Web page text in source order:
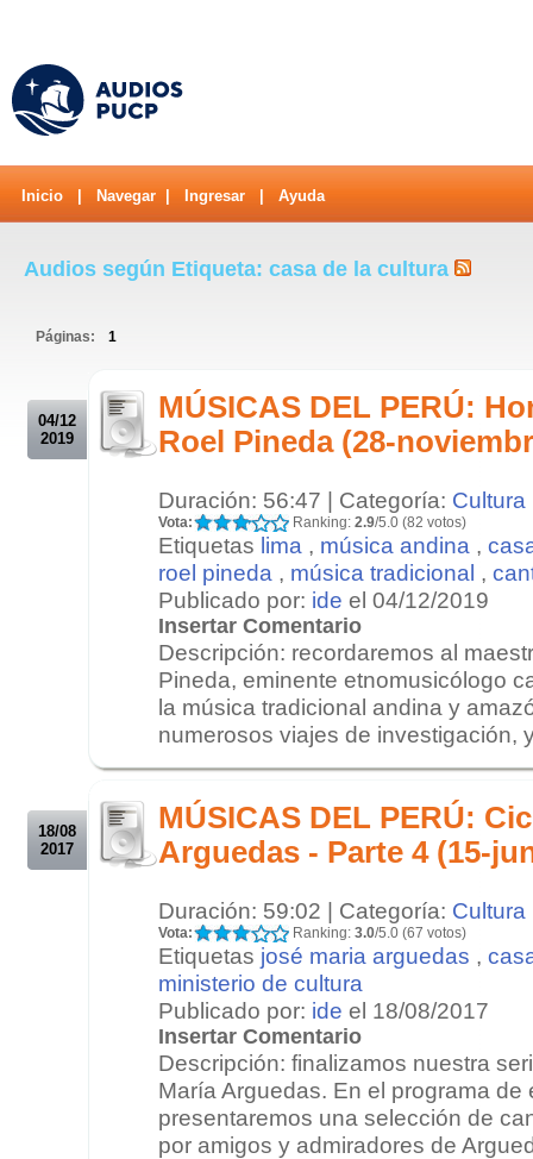
Inicio Navegar Ingresar Ayuda
Audios según Etiqueta: casa de la cultura
Páginas: 1
04/12
2019
MÚSICAS DEL PERÚ:
Roel Pineda (28-
Duración: 56:47 | Categoría: Cultura
Vota: Ranking: 2.9/5.0 (82 votos)
Etiquetas lima , música andina ,
roel pineda , música tradicional ,
Publicado por: ide el 04/12/2019
Insertar Comentario
Descripción: recordaremos al
Pineda, eminente etnomusicólogo
la música tradicional andina y
numerosos viajes de investigación,
18/08
2017
MÚSICAS DEL PERÚ:
Arguedas - Parte 4 (15-
Duración: 59:02 | Categoría: Cultura
Vota: Ranking: 3.0/5.0 (67 votos)
Etiquetas josé maria arguedas ,
ministerio de cultura
Publicado por: ide el 18/08/2017
Insertar Comentario
Descripción: finalizamos nuestra
María Arguedas. En el programa de
presentaremos una selección de
por amigos y admiradores de